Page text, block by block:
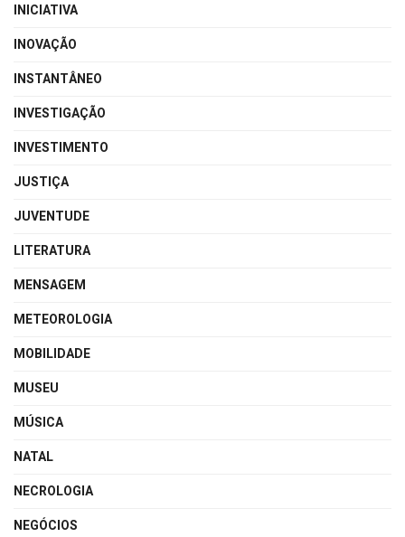
INICIATIVA
INOVAÇÃO
INSTANTÂNEO
INVESTIGAÇÃO
INVESTIMENTO
JUSTIÇA
JUVENTUDE
LITERATURA
MENSAGEM
METEOROLOGIA
MOBILIDADE
MUSEU
MÚSICA
NATAL
NECROLOGIA
NEGÓCIOS